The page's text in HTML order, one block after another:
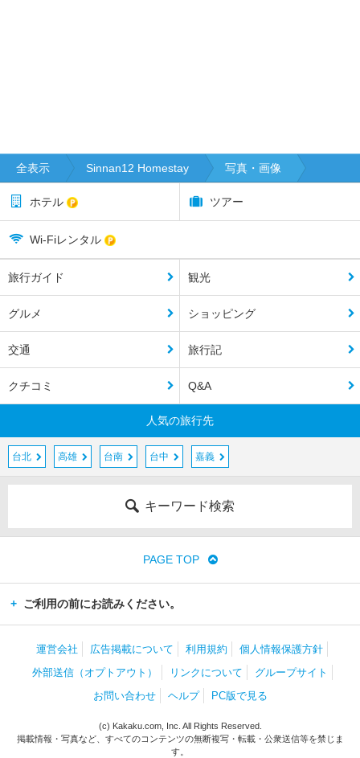
全表示 Sinnan12 Homestay 写真・画像
ホテル ツアー
Wi-Fiレンタル
旅行ガイド 観光
グルメ ショッピング
交通 旅行記
クチコミ Q&A
人気の旅行先
台北 高雄 台南 台中 嘉義
キーワード検索
PAGE TOP
ご利用の前にお読みください。
運営会社 広告掲載について 利用規約
個人情報保護方針
外部送信（オプトアウト）
リンクについて
グループサイト
お問い合わせ
ヘルプ PC版で見る
(c) Kakaku.com, Inc. All Rights Reserved.
掲載情報・写真など、すべてのコンテンツの無断複写・転載・公衆送信等を禁じま
す。